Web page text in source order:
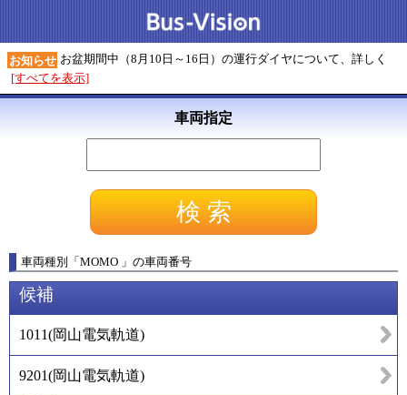
お知らせ お盆期間中（8月10日～16日）の運行ダイヤについて、詳しく
[すべてを表示]
車両指定
車両種別 「MOMO 」 の車両番号
候補
1011(岡山電気軌道)
9201(岡山電気軌道)